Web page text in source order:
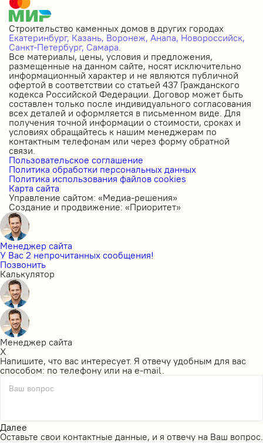
Строительство каменных домов в других городах
Екатеринбург, Казань, Воронеж, Анапа, Новороссийск,
Санкт-Петербург, Самара.
Все материалы, цены, условия и предложения,
размещенные на данном сайте, носят исключительно
информационный характер и не являются публичной
офертой в соответствии со статьей 437 Гражданского
кодекса Российской Федерации. Договор может быть
составлен только после индивидуального согласования
всех деталей и оформляется в письменном виде. Для
получения точной информации о стоимости, сроках и
условиях обращайтесь к нашим менеджерам по
контактным телефонам или через форму обратной
связи.
Пользовательское соглашение
Политика обработки персональных данных
Политика использования файлов cookies
Карта сайта
Управление сайтом: «Медиа-решения»
Создание и продвижение: «Приоритет»
Менеджер сайта
У Вас 2 непрочитанных сообщения!
Позвонить
Калькулятор
Менеджер сайта
X
Напишите, что вас интересует. Я отвечу удобным для вас
способом: по телефону или на e-mail.
Ваш вопрос
Далее
Оставьте свои контактные данные, и я отвечу на Ваш вопрос.